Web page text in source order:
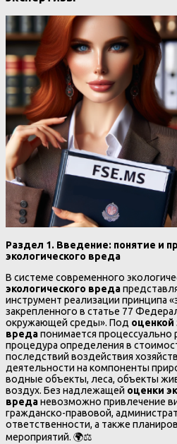
Раздел 1. Введение: понятие и
экологического вреда
В системе современного
экологического вреда
инструмент реализации принципа
закрепленного в статье 77
окружающей среды». Под оценкой
вредапонимается процессуально
процедура определения в
последствий воздействия
деятельности на компоненты
водные объекты, леса, объекты
воздух. Без надлежащей оценки
вреданевозможно привлечение
гражданско-правовой,
ответственности, а также
мероприятий. 🌍⚖️